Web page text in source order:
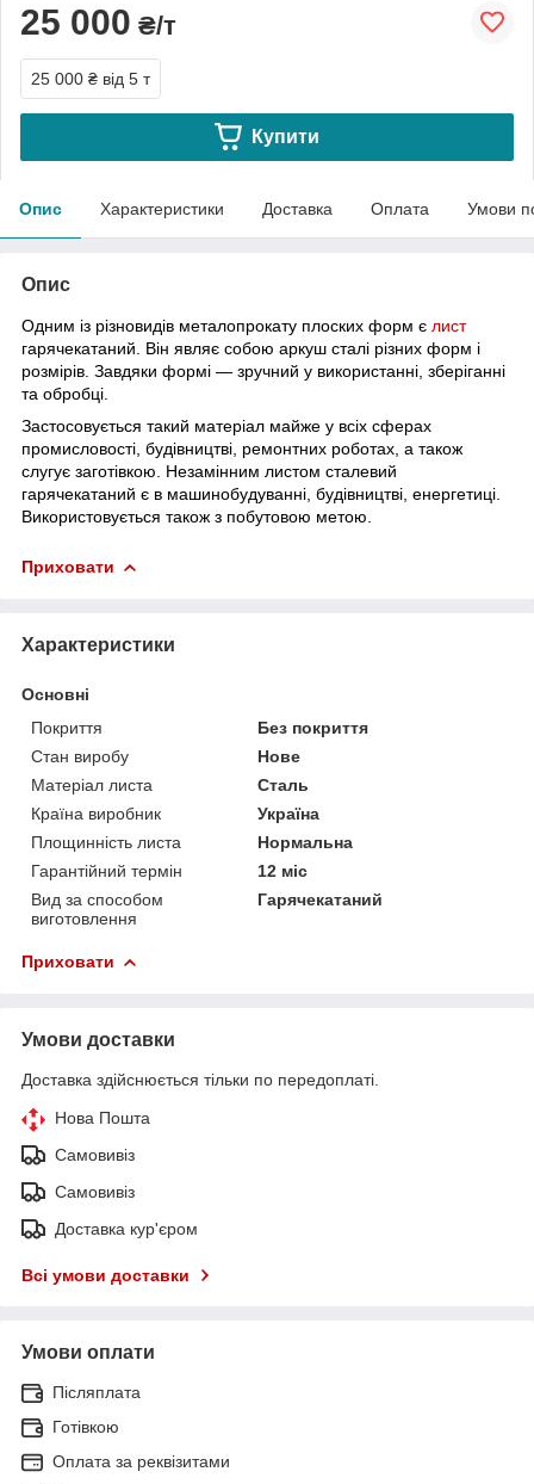
25 000 ₴/т
25 000 ₴ від 5 т
Купити
Опис Характеристики Доставка Оплата Умови
Опис
Одним із різновидів металопрокату плоских форм є лист
гарячекатаний. Він являє собою аркуш сталі різних форм і
розмірів. Завдяки формі — зручний у використанні, зберіганні
та обробці.
Застосовується такий матеріал майже у всіх сферах
промисловості, будівництві, ремонтних роботах, а також
слугує заготівкою. Незамінним листом сталевий
гарячекатаний є в машинобудуванні, будівництві, енергетиці.
Використовується також з побутовою метою.
Приховати
Характеристики
Основні
Покриття
Без покриття
Стан виробу
Нове
Матеріал листа
Сталь
Країна виробник
Україна
Площинність листа
Нормальна
Гарантійний термін
12 міс
Вид за способом
виготовлення
Гарячекатаний
Приховати
Умови доставки
Доставка здійснюється тільки по передоплаті.
Нова Пошта
Самовивіз
Самовивіз
Доставка кур'єром
Всі умови доставки
Умови оплати
Післяплата
Готівкою
Оплата за реквізитами